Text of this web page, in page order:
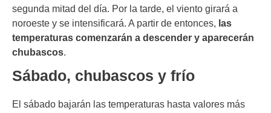
segunda mitad del día. Por la tarde, el viento girará a
noroeste y se intensificará. A partir de entonces, las
temperaturas comenzarán a descender y aparecerán
chubascos
Sábado, chubascos y frío
El sábado bajarán las temperaturas hasta valores más